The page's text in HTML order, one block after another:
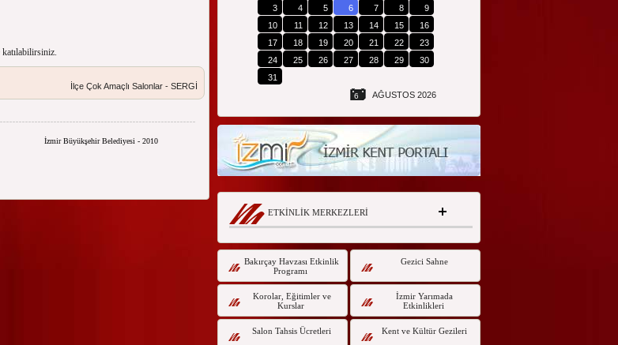
İlçe Çok Amaçlı Salonlar - SERGİ
İzmir Büyükşehir Belediyesi - 2010
3
4 5 6 7 8
9
10
11 12 13 14 15
16
17
18 19 20 21 22
23
24
25 26 27 28 29
30
31
AĞUSTOS 2026
6
ETKİNLİK MERKEZLERİ
Bakırçay Havzası Etkinlik
Programı
Gezici Sahne
Korolar, Eğitimler ve
Kurslar
İzmir Yarımada
Etkinlikleri
Salon Tahsis Ücretleri Kent ve Kültür Gezileri